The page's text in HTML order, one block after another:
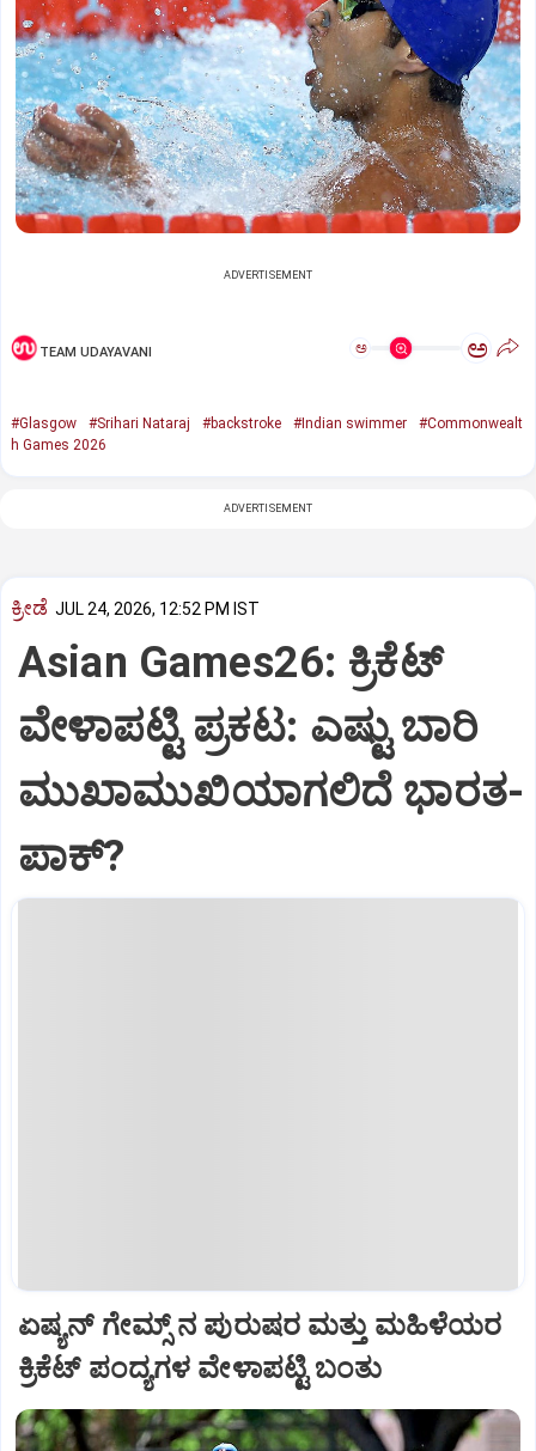
ADVERTISEMENT
TEAM UDAYAVANI ಅ ಅ
#Glasgow #Srihari Nataraj #backstroke #Indian swimmer
#Commonwealt
h Games 2026
ADVERTISEMENT
ಕ್ರೀಡೆ JUL 24, 2026, 12:52 PM IST
Asian Games26: ಕ್ರಿಕೆಟ್‌
ವೇಳಾಪಟ್ಟಿ ಪ್ರಕಟ: ಎಷ್ಟು ಬಾರಿ
ಮುಖಾಮುಖಿಯಾಗಲಿದೆ ಭಾರತ-
ಪಾಕ್‌?
ಏಷ್ಯನ್‌ ಗೇಮ್ಸ್‌ ನ ಪುರುಷರ ಮತ್ತು ಮಹಿಳೆಯರ
ಕ್ರಿಕೆಟ್‌ ಪಂದ್ಯಗಳ ವೇಳಾಪಟ್ಟಿ ಬಂತು